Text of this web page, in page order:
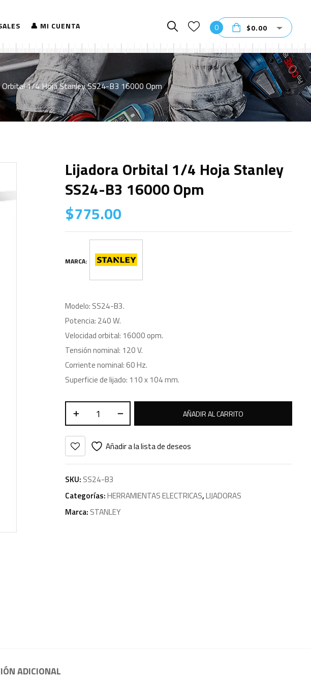
👤 MI CUENTA 0 $0.00
Orbital 1/4 Hoja Stanley SS24-B3 16000 Opm
Lijadora Orbital 1/4 Hoja Stanley
SS24-B3 16000 Opm
$775.00
MARCA:
Modelo: SS24-B3.
Potencia: 240 W.
Velocidad orbital: 16000 opm.
Tensión nominal: 120 V.
Corriente nominal: 60 Hz.
Superficie de lijado: 110 x 104 mm.
AÑADIR AL CARRITO
Añadir a la lista de deseos
SKU: SS24-B3
Categorías:HERRAMIENTAS ELECTRICAS,LIJADORAS
Marca: STANLEY
ADICIONAL